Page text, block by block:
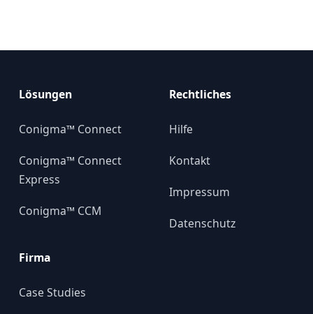
Lösungen
Conigma™ Connect
Conigma™ Connect
Express
Conigma™ CCM
Firma
Case Studies
Rechtliches
Hilfe
Kontakt
Impressum
Datenschutz